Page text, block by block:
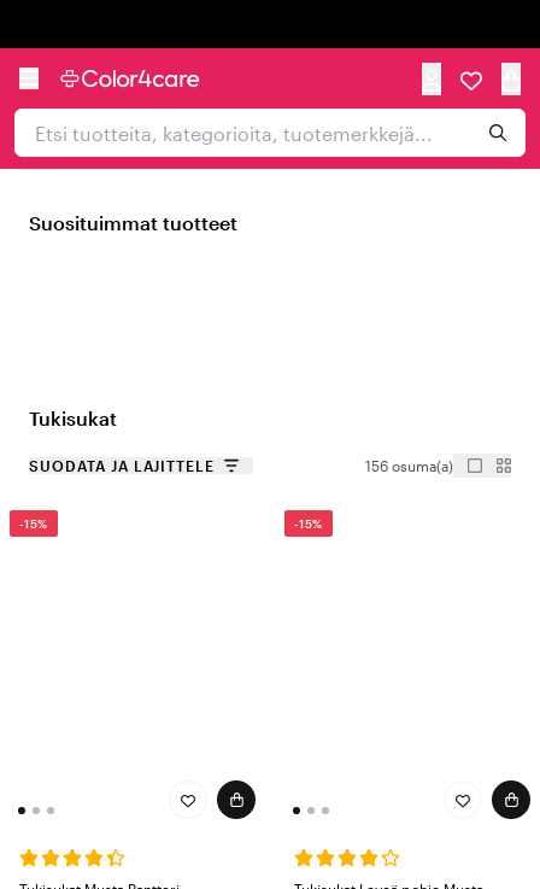
Suosituimmat tuotteet
Tukisukat
SUODATA JA LAJITTELE 156 osuma(a)
-15% -15%